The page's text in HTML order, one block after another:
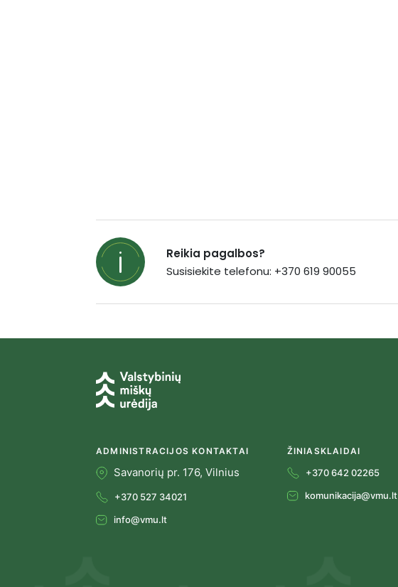
Reikia pagalbos?
Susisiekite telefonu: +370 619 90055
ADMINISTRACIJOS KONTAKTAI
Savanorių pr. 176, Vilnius
+370 527 34021
info@vmu.lt
ŽINIASKLAIDAI
+370 642 02265
komunikacija@vmu.lt